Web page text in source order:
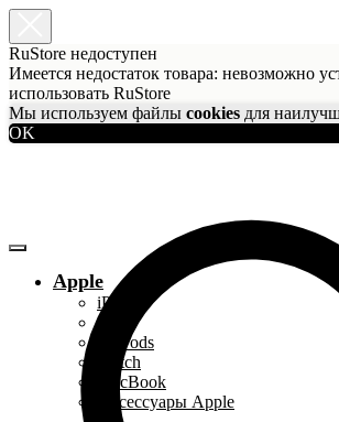
RuStore недоступен
Имеется недостаток товара: невозможно
использовать RuStore
Мы используем файлы cookies для
OK
Apple
iPhone
iPad
AirPods
Watch
MacBook
Аксессуары Apple